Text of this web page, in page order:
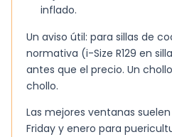
inflado.
Un aviso útil: para sillas de
normativa (i-Size R129 en
antes que el precio. Un
chollo.
Las mejores ventanas
Friday y enero para